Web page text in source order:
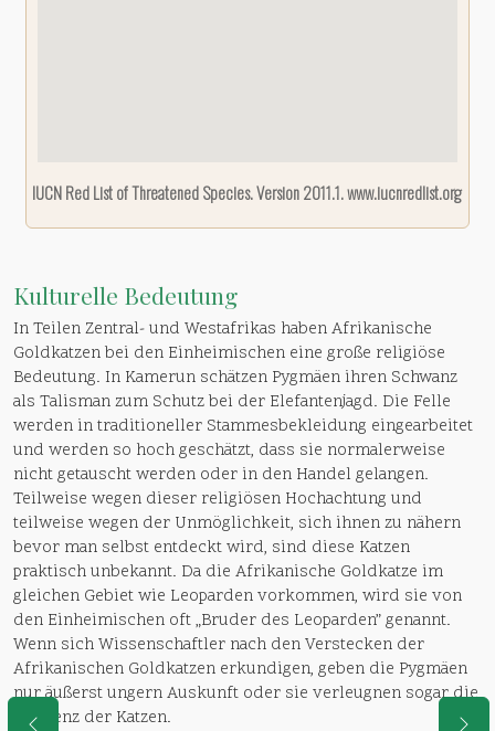
IUCN Red List of Threatened Species. Version 2011.1. www.iucnredlist.org
Kulturelle Bedeutung
In Teilen Zentral- und Westafrikas haben Afrikanische
Goldkatzen bei den Einheimischen eine große religiöse
Bedeutung. In Kamerun schätzen Pygmäen ihren Schwanz
als Talisman zum Schutz bei der Elefantenjagd. Die Felle
werden in traditioneller Stammesbekleidung eingearbeitet
und werden so hoch geschätzt, dass sie normalerweise
nicht getauscht werden oder in den Handel gelangen.
Teilweise wegen dieser religiösen Hochachtung und
teilweise wegen der Unmöglichkeit, sich ihnen zu nähern
bevor man selbst entdeckt wird, sind diese Katzen
praktisch unbekannt. Da die Afrikanische Goldkatze im
gleichen Gebiet wie Leoparden vorkommen, wird sie von
den Einheimischen oft „Bruder des Leoparden” genannt.
Wenn sich Wissenschaftler nach den Verstecken der
Afrikanischen Goldkatzen erkundigen, geben die Pygmäen
nur äußerst ungern Auskunft oder sie verleugnen sogar die
Existenz der Katzen.